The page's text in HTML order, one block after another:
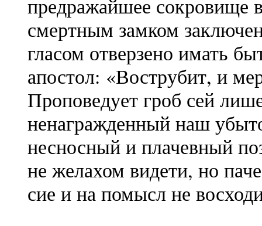
предражайшее сокровище
смертным замком
гласом отверзено имать
апостол: «Вострубит, и
Проповедует гроб сей
ненагражденный наш
несносный и плачевный
не желахом видети, но
сие и на помысл не